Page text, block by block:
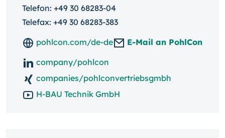
Telefon: +49 30 68283-04
Telefax: +49 30 68283-383
pohlcon.com/de-de
E-Mail an PohlCon
company/pohlcon
companies/pohlconvertriebsgmbh
H-BAU Technik GmbH